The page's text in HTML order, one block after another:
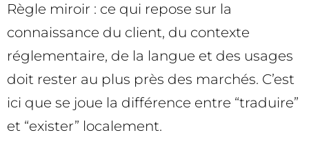
Règle miroir : ce qui repose sur la
connaissance du client, du contexte
réglementaire, de la langue et des usages
doit rester au plus près des marchés. C’est
ici que se joue la différence entre “traduire”
et “exister” localement.